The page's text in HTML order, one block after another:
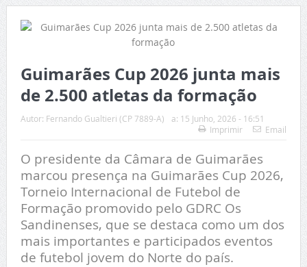
Guimarães Cup 2026 junta mais
de 2.500 atletas da formação
Autor: Fernando Gualtieri (CP 7889-A) a: 15 Junho, 2026 - 16:51
Imprimir
Email
O presidente da Câmara de Guimarães
marcou presença na Guimarães Cup 2026,
Torneio Internacional de Futebol de
Formação promovido pelo GDRC Os
Sandinenses, que se destaca como um dos
mais importantes e participados eventos
de futebol jovem do Norte do país.